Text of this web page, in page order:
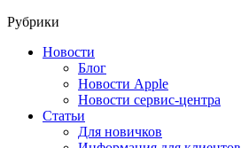
Рубрики
Новости
Блог
Новости Apple
Новости сервис-центра
Статьи
Для новичков